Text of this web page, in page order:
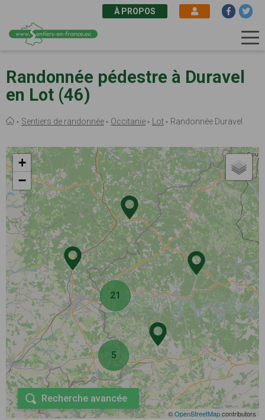
au
contenu
principal
À PROPOS
Randonnée pédestre à Duravel
en Lot (46)
Fil
Sentiers de randonnée Occitanie Lot Randonnée Duravel
5
21
+
−
©OpenStreetMapcontributors
Recherche avancée